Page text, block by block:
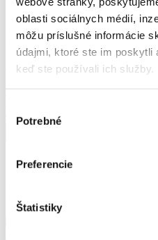
oblasti sociálnych médií,
môžu príslušné informácie
údajmi, ktoré ste im poskytli
keď ste používali ich služby.
súhlasu
Potrebné
Preferencie
Štatistiky
Realization – Mikulov
Produkt z realizace
Sleva 32 %
BLOCK WELLNESS
Od260 447,12